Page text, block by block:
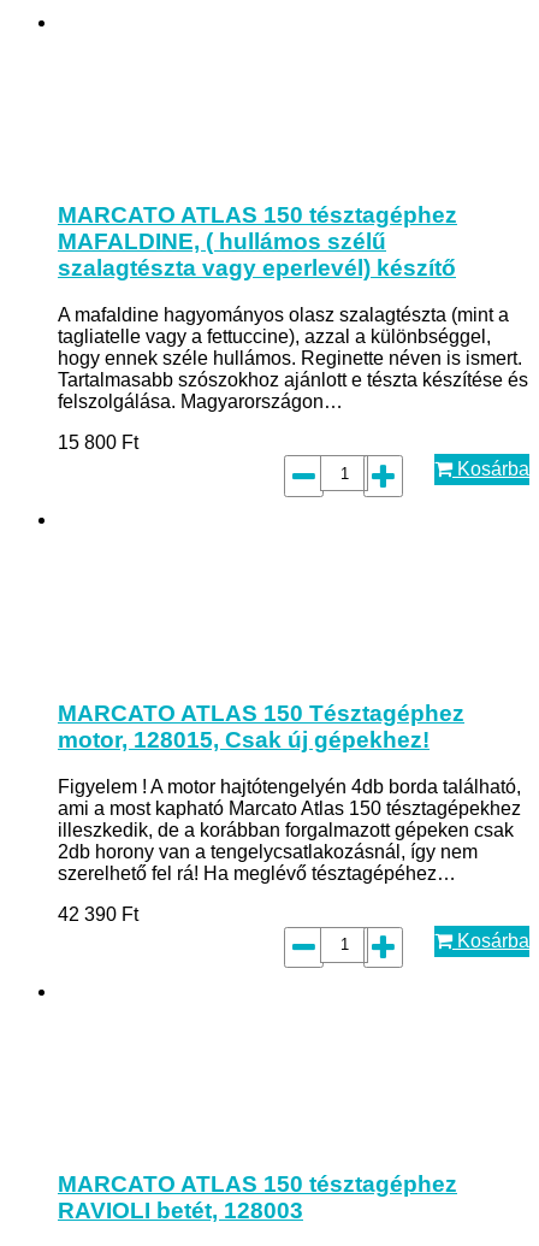
MARCATO ATLAS 150 tésztagéphez
MAFALDINE, ( hullámos szélű
szalagtészta vagy eperlevél) készítő
A mafaldine hagyományos olasz szalagtészta (mint a
tagliatelle vagy a fettuccine), azzal a különbséggel,
hogy ennek széle hullámos. Reginette néven is ismert.
Tartalmasabb szószokhoz ajánlott e tészta készítése és
felszolgálása. Magyarországon…
15 800 Ft
Kosárba
MARCATO ATLAS 150 Tésztagéphez
motor, 128015, Csak új gépekhez!
Figyelem ! A motor hajtótengelyén 4db borda található,
ami a most kapható Marcato Atlas 150 tésztagépekhez
illeszkedik, de a korábban forgalmazott gépeken csak
2db horony van a tengelycsatlakozásnál, így nem
szerelhető fel rá! Ha meglévő tésztagépéhez…
42 390 Ft
Kosárba
MARCATO ATLAS 150 tésztagéphez
RAVIOLI betét, 128003